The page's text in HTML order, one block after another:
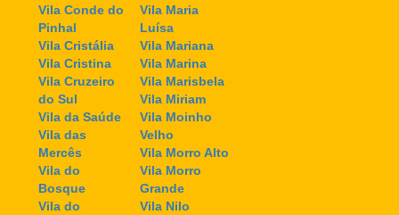
Vila Conde do
Pinhal
Vila Cristália
Vila Cristina
Vila Cruzeiro
do Sul
Vila da Saúde
Vila das
Mercês
Vila do
Bosque
Vila do
Vila Maria
Luísa
Vila Mariana
Vila Marina
Vila Marisbela
Vila Miriam
Vila Moinho
Velho
Vila Morro Alto
Vila Morro
Grande
Vila Nilo